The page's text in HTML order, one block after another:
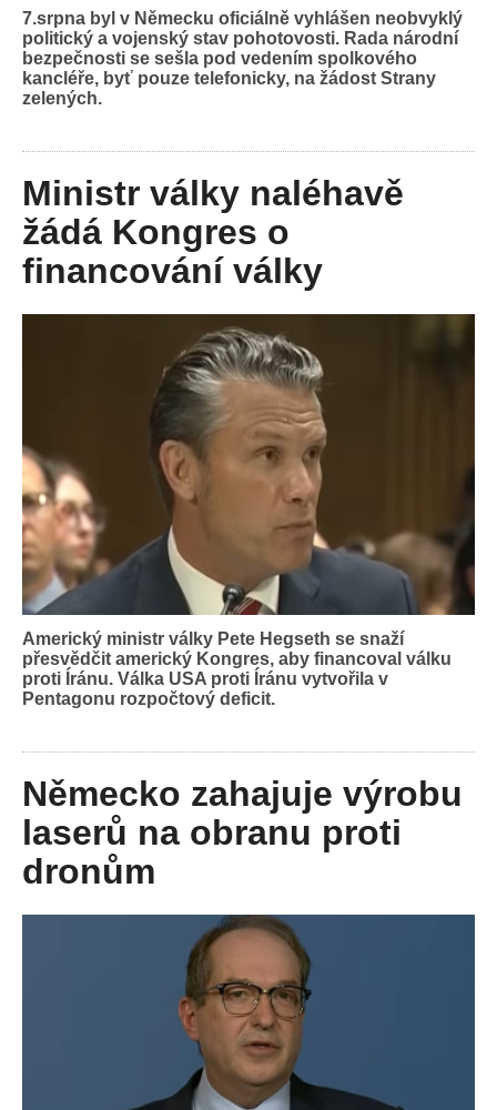
7.srpna byl v Německu oficiálně vyhlášen neobvyklý
politický a vojenský stav pohotovosti. Rada národní
bezpečnosti se sešla pod vedením spolkového
kancléře, byť pouze telefonicky, na žádost Strany
zelených.
Ministr války naléhavě
žádá Kongres o
financování války
Americký ministr války Pete Hegseth se snaží
přesvědčit americký Kongres, aby financoval válku
proti Íránu. Válka USA proti Íránu vytvořila v
Pentagonu rozpočtový deficit.
Německo zahajuje výrobu
laserů na obranu proti
dronům